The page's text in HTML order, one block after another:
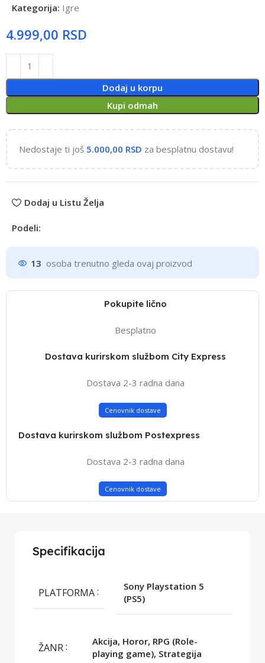
Kategorija: Igre
RSD
Dodaj u korpu
Kupi odmah
Nedostaje ti još 5.000,00 RSD za besplatnu dostavu!
Dodaj u Listu Želja
Podeli:
13 osoba trenutno gleda ovaj proizvod
Pokupite lično
Besplatno
Dostava kurirskom službom City Express
Dostava 2-3 radna dana
Cenovnik dostave
Dostava kurirskom službom Postexpress
Dostava 2-3 radna dana
Cenovnik dostave
Specifikacija
PLATFORMA
Sony Playstation 5
(PS5)
ŽANR
Akcija, Horor, RPG (Role-
playing game), Strategija